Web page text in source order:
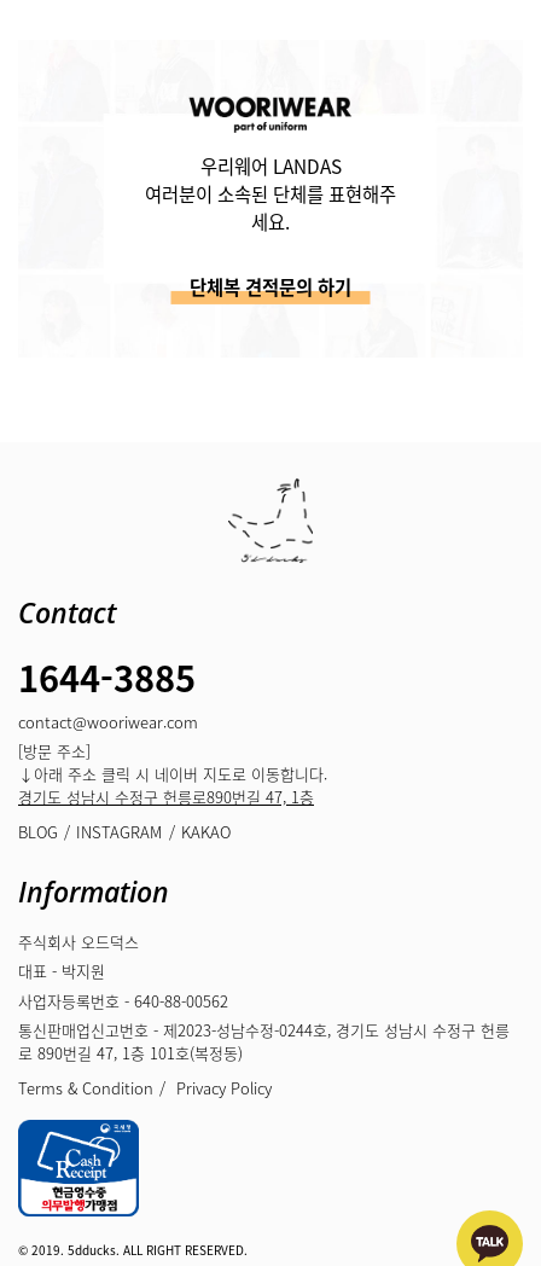
우리웨어 LANDAS
여러분이 소속된 단체를 표현해주
세요.
단체복 견적문의 하기
Contact
1644-3885
contact@wooriwear.com
[방문 주소]
↓아래 주소 클릭 시 네이버 지도로 이동합니다.
경기도 성남시 수정구 헌릉로890번길 47, 1층
BLOG
INSTAGRAM KAKAO
Information
주식회사 오드덕스
대표 - 박지원
사업자등록번호 - 640-88-00562
통신판매업신고번호 - 제2023-성남수정-0244호, 경기도 성남시 수정구 헌릉
로 890번길 47, 1층 101호(복정동)
Terms & Condition
Privacy Policy
© 2019. 5dducks. ALL RIGHT RESERVED.